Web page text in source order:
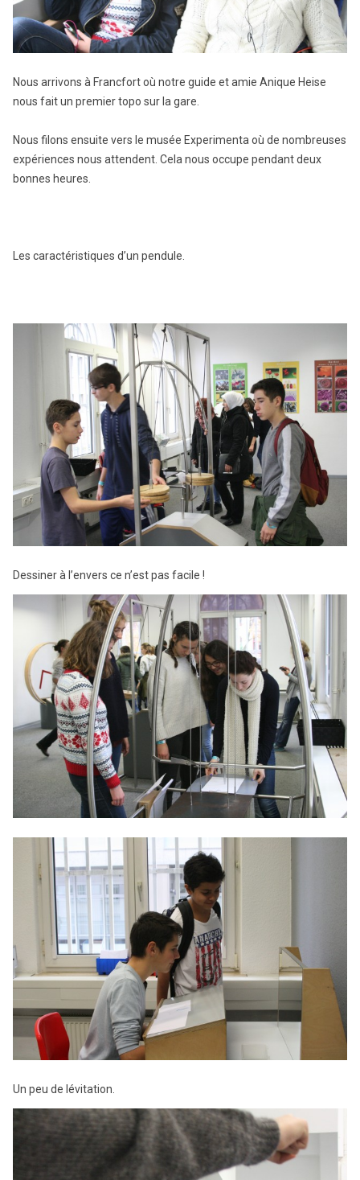
Nous arrivons à Francfort où notre guide et amie Anique Heise
nous fait un premier topo sur la gare.
Nous filons ensuite vers le musée Experimenta où de nombreuses
expériences nous attendent. Cela nous occupe pendant deux
bonnes heures.
Les caractéristiques d’un pendule.
Dessiner à l’envers ce n’est pas facile !
Un peu de lévitation.